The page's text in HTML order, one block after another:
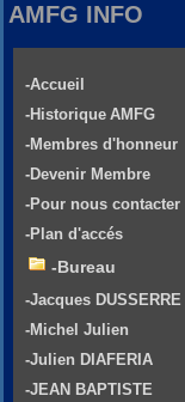
AMFG INFO
-Accueil
-Historique AMFG
-Membres d'honneur
-Devenir Membre
-Pour nous contacter
-Plan d'accés
-Bureau
-Jacques DUSSERRE
-Michel Julien
-Julien DIAFERIA
-JEAN BAPTISTE